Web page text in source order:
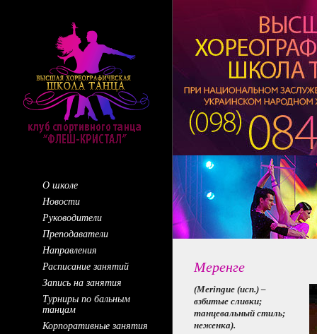
О школе
Новости
Руководители
Преподаватели
Направления
Расписание занятий
Запись на занятия
Турниры по бальным
танцам
Корпоративные занятия
Меренге
(Meringue (исп.) –
взбитые сливки;
танцевальный стиль;
неженка).